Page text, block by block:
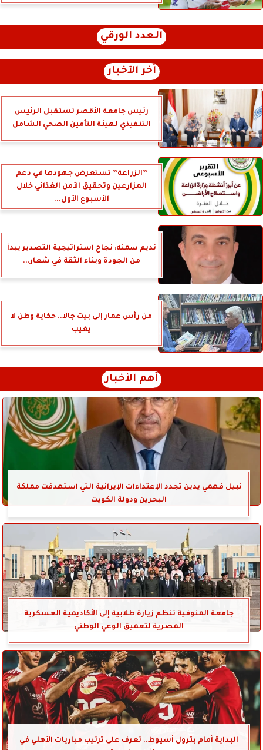
العدد الورقي
آخر الأخبار
رئيس جامعة الأقصر تستقبل الرئيس
التنفيذي لهيئة التأمين الصحي الشامل
”الزراعة” تستعرض جهودها في دعم
المزارعين وتحقيق الأمن الغذائي خلال
الأسبوع الأول...
نديم سمنه: نجاح استراتيجية التصدير يبدأ
من الجودة وبناء الثقة في شعار...
من رأس عمار إلى بيت جالا.. حكاية وطن لا
يغيب
أهم الأخبار
نبيل فهمي يدين تجدد الإعتداءات الإيرانية التي استهدفت مملكة
البحرين ودولة الكويت
جامعة المنوفية تنظم زيارة طلابية إلى الأكاديمية العسكرية
المصرية لتعميق الوعي الوطني
البداية أمام بترول أسيوط.. تعرف على ترتيب مباريات الأهلي في